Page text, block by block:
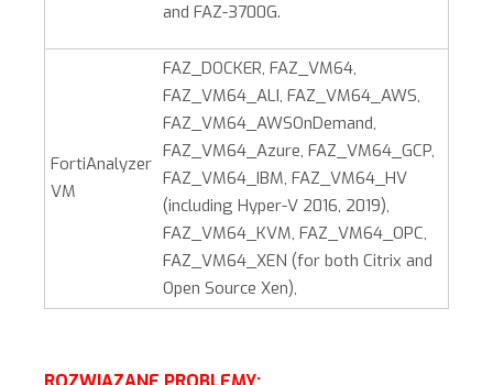
and FAZ-3700G.
FortiAnalyzer
VM
FAZ_DOCKER, FAZ_VM64,
FAZ_VM64_ALI, FAZ_VM64_AWS,
FAZ_VM64_AWSOnDemand,
FAZ_VM64_Azure, FAZ_VM64_GCP,
FAZ_VM64_IBM, FAZ_VM64_HV
(including Hyper-V 2016, 2019),
FAZ_VM64_KVM, FAZ_VM64_OPC,
FAZ_VM64_XEN (for both Citrix and
Open Source Xen),